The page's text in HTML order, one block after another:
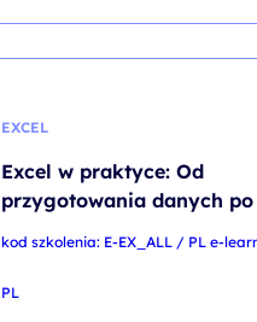
EXCEL
Excel w praktyce: Od
przygotowania danych
kod szkolenia: E-EX_ALL / PL e-
PL